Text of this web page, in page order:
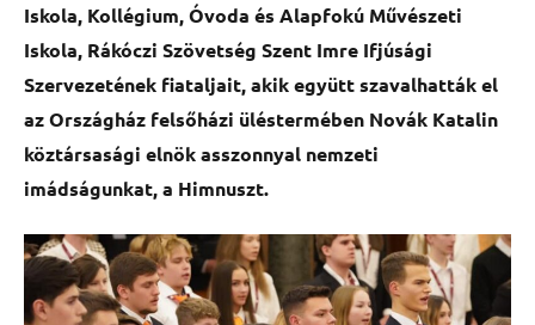
Iskola, Kollégium, Óvoda és Alapfokú Művészeti
Iskola, Rákóczi Szövetség Szent Imre Ifjúsági
Szervezetének fiataljait, akik együtt szavalhatták el
az Országház felsőházi üléstermében Novák Katalin
köztársasági elnök asszonnyal nemzeti
imádságunkat, a Himnuszt.